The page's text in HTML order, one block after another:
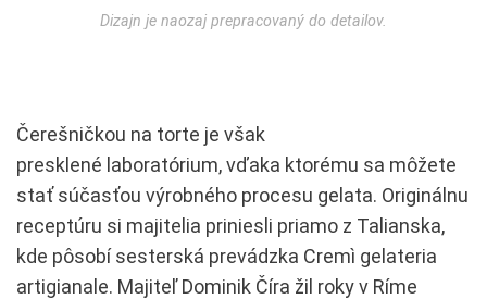
Dizajn je naozaj prepracovaný do detailov.
Čerešničkou na torte je však
presklené laboratórium, vďaka ktorému sa môžete
stať súčasťou výrobného procesu gelata. Originálnu
receptúru si majitelia priniesli priamo z Talianska,
kde pôsobí sesterská prevádzka Cremì gelateria
artigianale. Majiteľ Dominik Číra žil roky v Ríme